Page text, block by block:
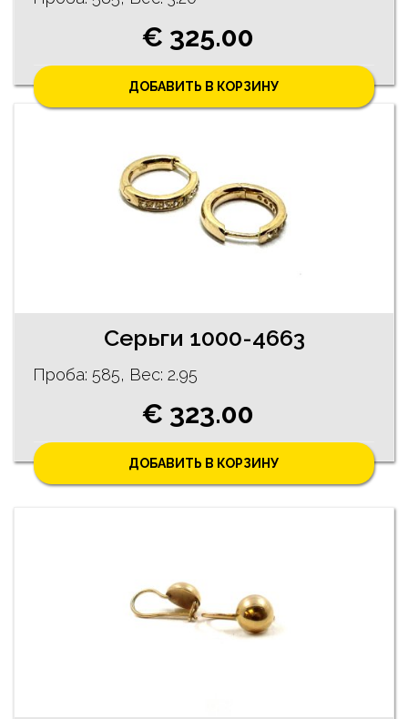
€ 325.00
ДОБАВИТЬ В КОРЗИНУ
Серьги 1000-4663
Проба: 585, Bес: 2.95
€ 323.00
ДОБАВИТЬ В КОРЗИНУ